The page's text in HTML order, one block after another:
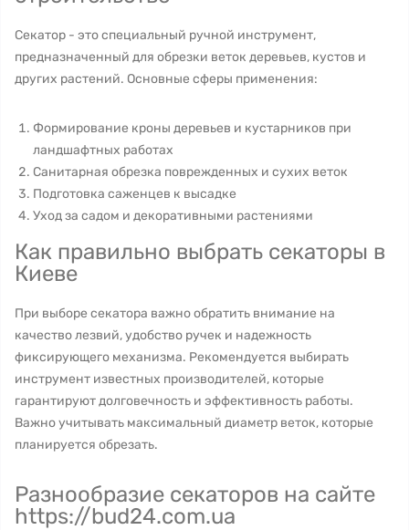
Секатор - это специальный ручной инструмент,
предназначенный для обрезки веток деревьев, кустов и
других растений. Основные сферы применения:
Формирование кроны деревьев и кустарников при
ландшафтных работах
Санитарная обрезка поврежденных и сухих веток
Подготовка саженцев к высадке
Уход за садом и декоративными растениями
Как правильно выбрать секаторы в
Киеве
При выборе секатора важно обратить внимание на
качество лезвий, удобство ручек и надежность
фиксирующего механизма. Рекомендуется выбирать
инструмент известных производителей, которые
гарантируют долговечность и эффективность работы.
Важно учитывать максимальный диаметр веток, которые
планируется обрезать.
Разнообразие секаторов на сайте
https://bud24.com.ua